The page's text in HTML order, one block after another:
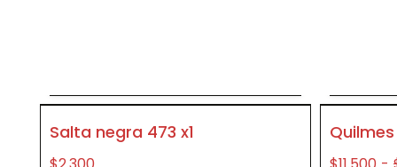
P035
Salta negra 473 x1 P018